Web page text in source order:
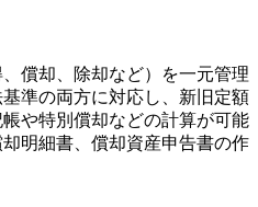
償却、除却など）を一元管理
準の両方に対応し、新旧定額
や特別償却などの計算が可能
明細書、償却資産申告書の作